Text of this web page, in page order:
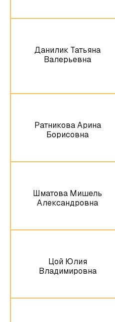
Данилик Татьяна
Валерьевна
Ратникова Арина
Борисовна
Шматова Мишель
Александровна
Цой Юлия
Владимировна